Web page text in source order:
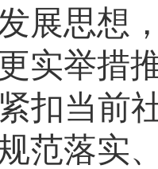
展思想
实举措
扣当前
范落实